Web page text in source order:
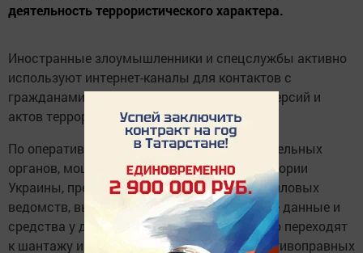
деятельность террористического характера.
Иностранные злоумышленники и спецслужбы активно
используют интернет-каналы для контактов с
гражданами, склоняя их к совершению диверсий и
актов террора.
По оперативной информации правоохранительных
органов, мошенники, действующие с территории
Украины, представляются сотрудниками силовых
ведомств, выманивают конфиденциальные данные и
средства у доверчивых граждан, после чего переходят
к шантажу и принуждению к участию в противоправных